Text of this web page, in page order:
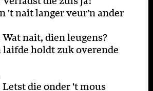
't nait langer veur'n ander
nait, dien leugens?
holdt zuk overende
die onder 't mous